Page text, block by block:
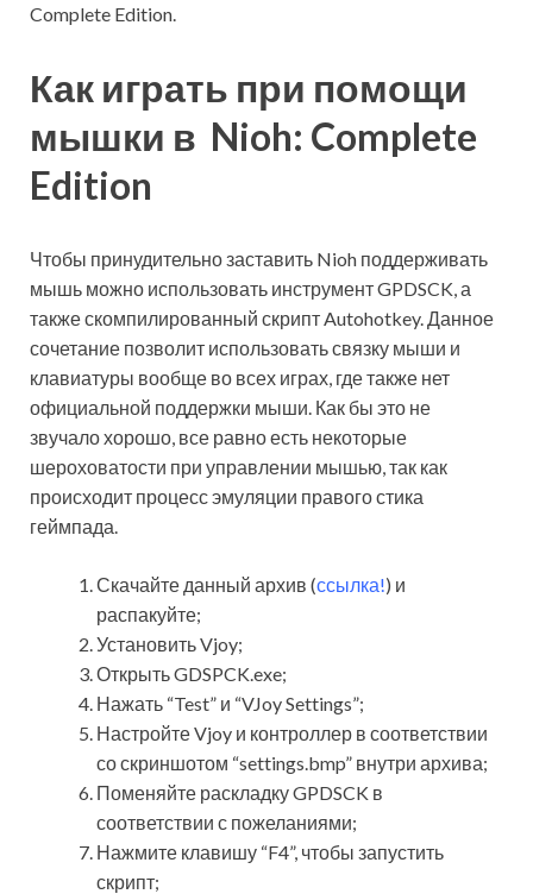
Complete Edition.
Как играть при помощи
мышки в Nioh: Complete
Edition
Чтобы принудительно заставить Nioh поддерживать
мышь можно использовать инструмент GPDSCK, а
также скомпилированный скрипт Autohotkey. Данное
сочетание позволит использовать связку мыши и
клавиатуры вообще во всех играх, где также нет
официальной поддержки мыши. Как бы это не
звучало хорошо, все равно есть некоторые
шероховатости при управлении мышью, так как
происходит процесс эмуляции правого стика
геймпада.
Скачайте данный архив (ссылка!) и
распакуйте;
Установить Vjoy;
Открыть GDSPCK.exe;
Нажать “Test” и “VJoy Settings”;
Настройте Vjoy и контроллер в соответствии
со скриншотом “settings.bmp” внутри архива;
Поменяйте раскладку GPDSCK в
соответствии с пожеланиями;
Нажмите клавишу “F4”, чтобы запустить
скрипт;